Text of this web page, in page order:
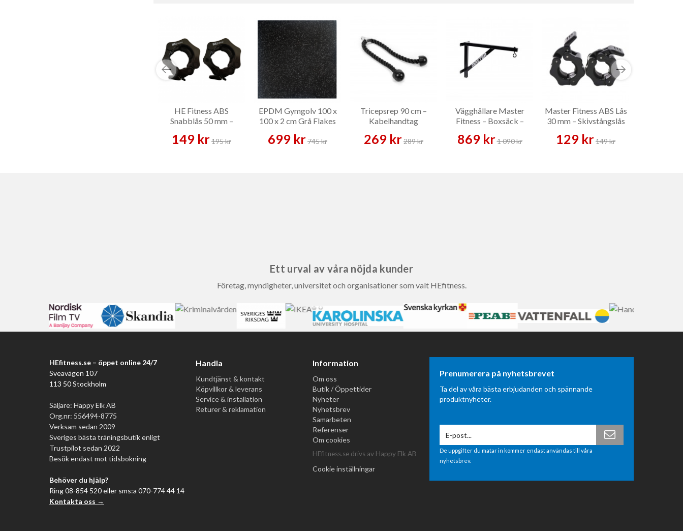
HE Fitness ABS
Snabblås 50 mm –
149 kr195 kr
EPDM Gymgolv 100 x
100 x 2 cm Grå Flakes
699 kr745 kr
Tricepsrep 90 cm –
Kabelhandtag
269 kr289 kr
Vägghållare Master
Fitness – Boxsäck –
869 kr1 090 kr
Master Fitness ABS Lås
30 mm – Skivstångslås
129 kr149 kr
Ett urval av våra nöjda kunder
Företag, myndigheter, universitet och organisationer som valt HEfitness.
HEfitness.se – öppet online 24/7
Sveavägen 107
113 50 Stockholm
Säljare: Happy Elk AB
Org.nr: 556494-8775
Verksam sedan 2009
Sveriges bästa träningsbutik enligt
Trustpilot sedan 2022
Besök endast mot tidsbokning
Behöver du hjälp?
Ring 08-854 520 eller sms:a 070-774 44 14
Kontakta oss →
Handla
Kundtjänst & kontakt
Köpvillkor & leverans
Service & installation
Returer & reklamation
Information
Om oss
Butik / Öppettider
Nyheter
Nyhetsbrev
Samarbeten
Referenser
Om cookies
HEfitness.se drivs av Happy Elk AB
Cookie inställningar
Prenumerera på nyhetsbrevet
Ta del av våra bästa erbjudanden och spännande
produktnyheter.
De uppgifter du matar in kommer endast användas till våra
nyhetsbrev.